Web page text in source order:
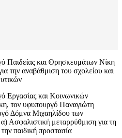
Παιδείας και Θρησκευμάτων Νίκη
την αναβάθμιση του σχολείου και
Εργασίας και Κοινωνικών
τον υφυπουργό Παναγιώτη
Δόμνα Μιχαηλίδου των
Ασφαλιστική μεταρρύθμιση για τη
παιδική προστασία